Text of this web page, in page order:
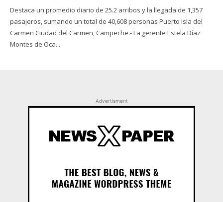
Destaca un promedio diario de 25.2 arribos y la llegada de 1,357
pasajeros, sumando un total de 40,608 personas Puerto Isla del
Carmen Ciudad del Carmen, Campeche.- La gerente Estela Díaz
Montes de Oca...
Advertisment